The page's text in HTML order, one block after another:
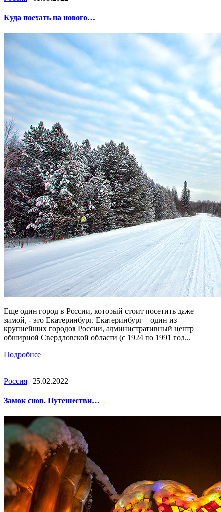
Куда поехать на нового…
Еще один город в России, который стоит посетить даже
зимой, - это Екатеринбург. Екатеринбург – один из
крупнейших городов России, административный центр
обширной Свердловской области (с 1924 по 1991 год...
Подробнее
Россия | 25.02.2022
Замок снов. Путешестви…